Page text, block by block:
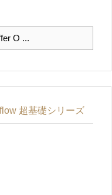
O ...
超基礎シリーズ